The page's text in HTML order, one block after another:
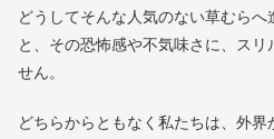
どうしてそんな人気のない草むらへ
と、その恐怖感や不気味さに、スリ
せん。
どちらからともなく私たちは、外